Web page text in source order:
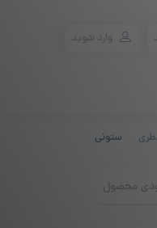
وارد شوید
ستونی
محصول